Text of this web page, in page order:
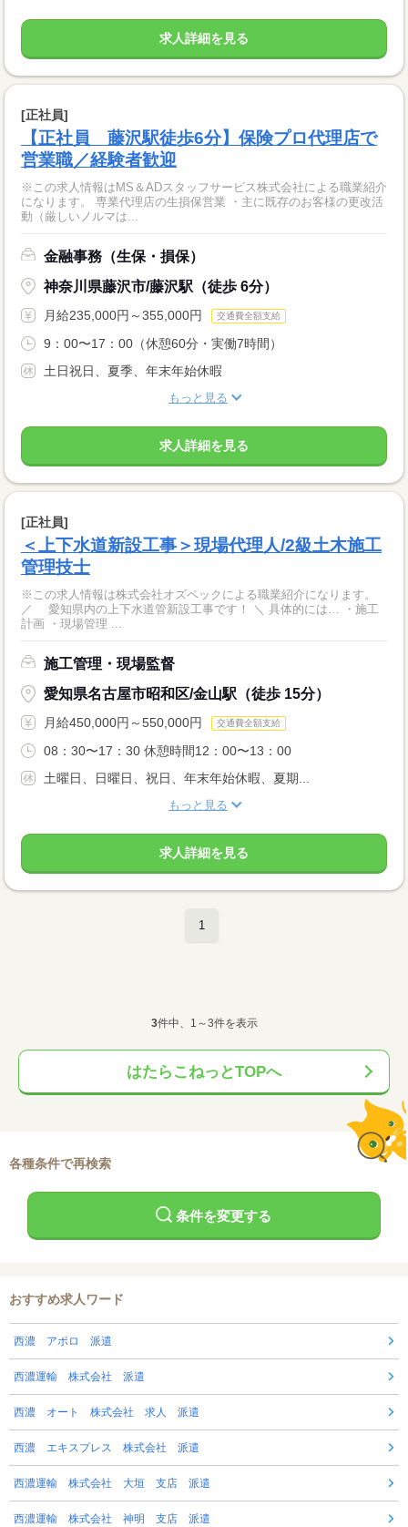
求人詳細を見る
[正社員]
【正社員 藤沢駅徒歩6分】保険プロ代理店で
営業職／経験者歓迎
※この求人情報はMS＆ADスタッフサービス株式会社による職業紹介
になります。 専業代理店の生損保営業 ・主に既存のお客様の更改活
動（厳しいノルマは...
金融事務（生保・損保）
神奈川県藤沢市/藤沢駅（徒歩 6分）
月給235,000円～355,000円 交通費全額支給
9：00〜17：00（休憩60分・実働7時間）
土日祝日、夏季、年末年始休暇
もっと見る
求人詳細を見る
[正社員]
＜上下水道新設工事＞現場代理人/2級土木施工
管理技士
※この求人情報は株式会社オズペックによる職業紹介になります。
／ 愛知県内の上下水道管新設工事です！ ＼ 具体的には… ・施工
計画 ・現場管理 ...
施工管理・現場監督
愛知県名古屋市昭和区/金山駅（徒歩 15分）
月給450,000円～550,000円 交通費全額支給
08：30〜17：30 休憩時間12：00〜13：00
土曜日、日曜日、祝日、年末年始休暇、夏期...
もっと見る
求人詳細を見る
1
3件中、1～3件を表示
はたらこねっとTOPへ
各種条件で再検索
条件を変更する
おすすめ求人ワード
西濃 アポロ 派遣
西濃運輸 株式会社 派遣
西濃 オート 株式会社 求人 派遣
西濃 エキスプレス 株式会社 派遣
西濃運輸 株式会社 大垣 支店 派遣
西濃運輸 株式会社 神明 支店 派遣